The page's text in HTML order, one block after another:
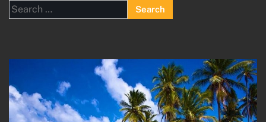
Search
for: